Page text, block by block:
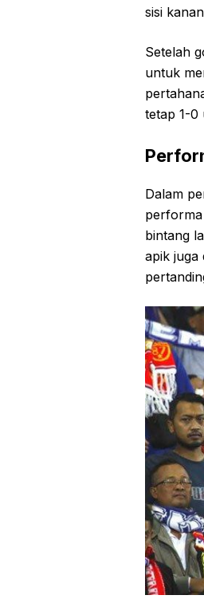
sisi
Setelah
untuk
tetap 1-0
Dalam
bintang
apik juga